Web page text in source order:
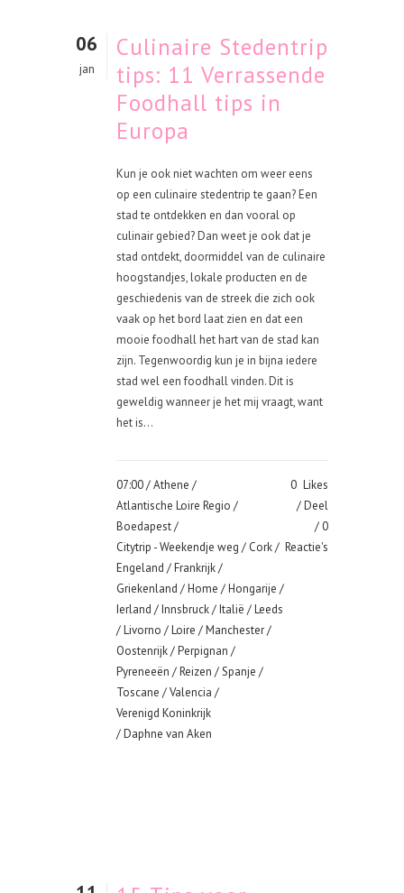
06
jan
Culinaire Stedentrip
tips: 11 Verrassende
Foodhall tips in
Europa
Kun je ook niet wachten om weer eens
op een culinaire stedentrip te gaan? Een
stad te ontdekken en dan vooral op
culinair gebied? Dan weet je ook dat je
stad ontdekt, doormiddel van de culinaire
hoogstandjes, lokale producten en de
geschiedenis van de streek die zich ook
vaak op het bord laat zien en dat een
mooie foodhall het hart van de stad kan
zijn. Tegenwoordig kun je in bijna iedere
stad wel een foodhall vinden. Dit is
geweldig wanneer je het mij vraagt, want
het is...
07:00 /Athene /
Atlantische Loire Regio /
Boedapest/
Citytrip - Weekendje weg / Cork/
Engeland /Frankrijk/
Griekenland /Home /Hongarije /
Ierland /Innsbruck/Italië /Leeds
/Livorno /Loire /Manchester/
Oostenrijk/Perpignan /
Pyreneeën /Reizen /Spanje /
Toscane /Valencia /
Verenigd Koninkrijk
/ Daphne van Aken
0 Likes
Deel
0
Reactie's